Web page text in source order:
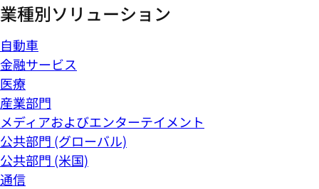
業種別ソリューション
自動車
金融サービス
医療
産業部門
メディアおよびエンターテイメント
公共部門 (グローバル)
公共部門 (米国)
通信